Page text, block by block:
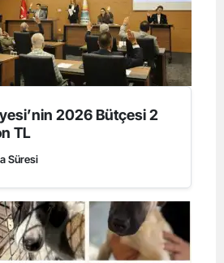
2026 Bütçesi 2
TL
Süresi